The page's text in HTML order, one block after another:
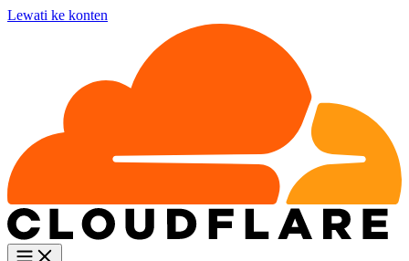
Lewati ke konten